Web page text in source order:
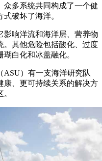
众多系统共同构成了一个健
破坏了海洋。
影响洋流和海洋层、营养物
。其他危险包括酸化、过度
白化和冰盖融化。
ASU）有一支海洋研究队
康、更可持续关系的解决方